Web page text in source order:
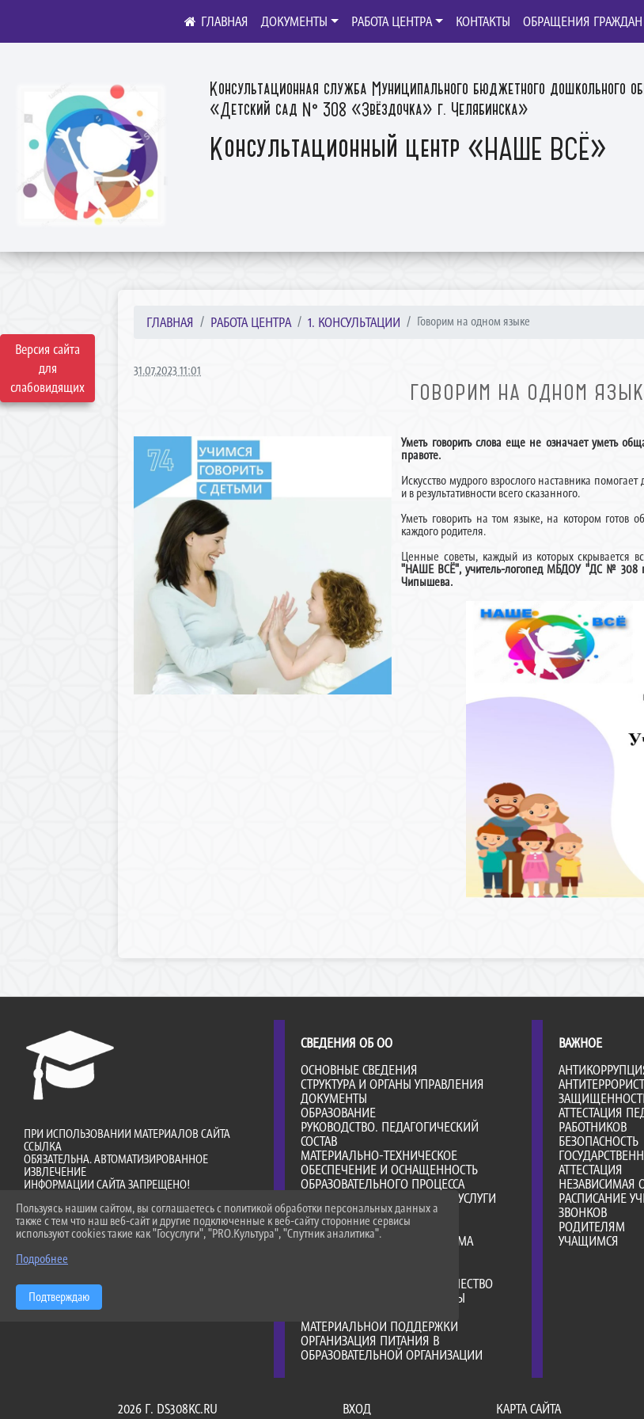
Версия сайта
для
слабовидящих
Консультационная служба Муниципального бюджетного дошкольного
«Детский сад № 308 «Звёздочка» г. Челябинска»
Консультационный центр «НАШЕ ВСЁ»
ДОКУМЕНТЫ РАБОТА ЦЕНТРА КОНТАКТЫ ОБРАЩЕНИЯ ГРАЖДАН
ГЛАВНАЯ РАБОТА ЦЕНТРА 1. КОНСУЛЬТАЦИИ Говорим на одном языке
31.07.2023 11:01
ГОВОРИМ НА ОДНОМ
Уметь говорить слова еще не означает уметь
правоте.
Искусство мудрого взрослого наставника
и в результативности всего сказанного.
Уметь говорить на том языке, на котором
каждого родителя.
Ценные советы, каждый из которых скрывается
"НАШЕ ВСЁ", учитель-логопед МБДОУ "ДС № 308 г.
Чипышева.
ПРИ ИСПОЛЬЗОВАНИИ МАТЕРИАЛОВ САЙТА
ССЫЛКА
ОБЯЗАТЕЛЬНА. АВТОМАТИЗИРОВАННОЕ
ИЗВЛЕЧЕНИЕ
ИНФОРМАЦИИ САЙТА ЗАПРЕЩЕНО!
СВЕДЕНИЯ ОБ ОО
ОСНОВНЫЕ СВЕДЕНИЯ
СТРУКТУРА И ОРГАНЫ УПРАВЛЕНИЯ
ДОКУМЕНТЫ
ОБРАЗОВАНИЕ
РУКОВОДСТВО. ПЕДАГОГИЧЕСКИЙ
СОСТАВ
МАТЕРИАЛЬНО-ТЕХНИЧЕСКОЕ
ОБЕСПЕЧЕНИЕ И ОСНАЩЕННОСТЬ
ОБРАЗОВАТЕЛЬНОГО ПРОЦЕССА
ПЛАТНЫЕ ОБРАЗОВАТЕЛЬНЫЕ УСЛУГИ
ФИНАНСОВО-ХОЗЯЙСТВЕННАЯ
ДЕЯТЕЛЬНОСТЬ
ВАКАНТНЫЕ МЕСТА ДЛЯ ПРИЕМА
МЕЖДУНАРОДНОЕ СОТРУДНИЧЕСТВО
ОБРАЗОВАТЕЛЬНЫЕ СТАНДАРТЫ
МАТЕРИАЛЬНОЙ ПОДДЕРЖКИ
ОРГАНИЗАЦИЯ ПИТАНИЯ В
ОБРАЗОВАТЕЛЬНОЙ ОРГАНИЗАЦИИ
ВАЖНОЕ
АТТЕСТАЦИЯ
РАБОТНИКОВ
БЕЗОПАСНОСТЬ
АТТЕСТАЦИЯ
НЕЗАВИСИМАЯ
РАСПИСАНИЕ
ЗВОНКОВ
РОДИТЕЛЯМ
УЧАЩИМСЯ
2026 Г. DS308KC.RU ВХОД КАРТА САЙТА
Пользуясь нашим сайтом, вы соглашаетесь с политикой обработки персональных данных а
также с тем что наш веб-сайт и другие подключенные к веб-сайту сторонние сервисы
используют cookies такие как "Госуслуги", "PRO.Культура", "Спутник аналитика".
Подробнее
Подтверждаю